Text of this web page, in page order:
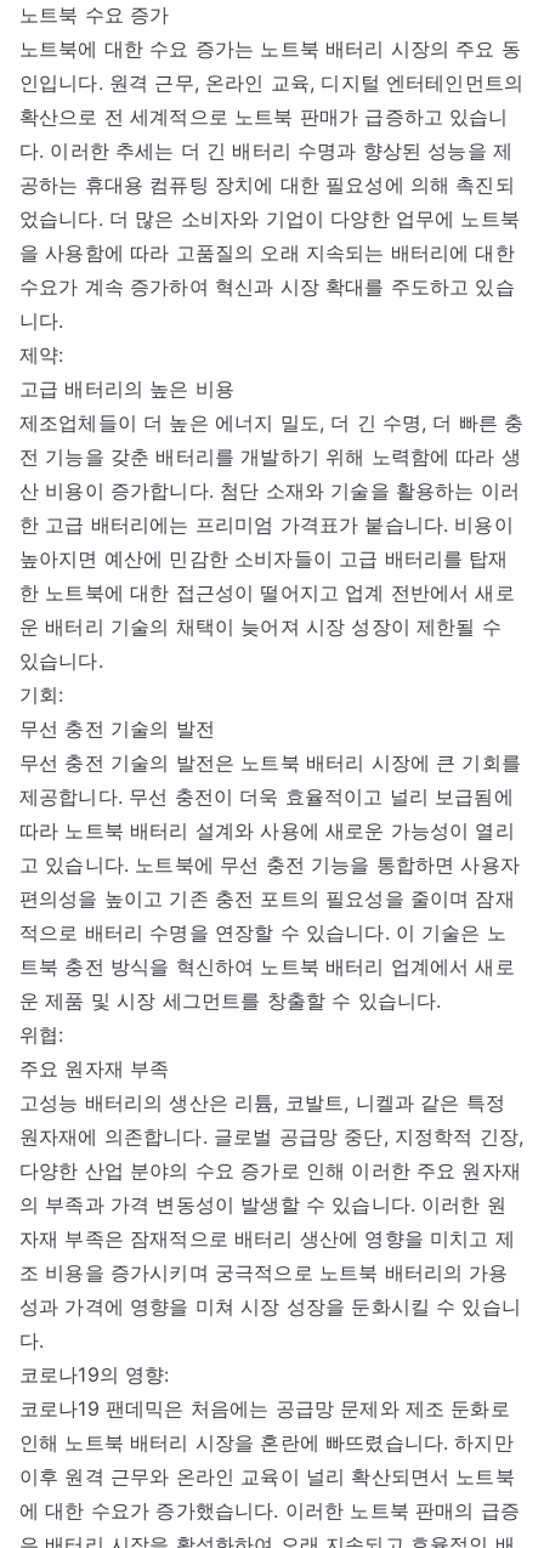
노트북 수요 증가
노트북에 대한 수요 증가는 노트북 배터리 시장의 주요 동
인입니다. 원격 근무, 온라인 교육, 디지털 엔터테인먼트의
확산으로 전 세계적으로 노트북 판매가 급증하고 있습니
다. 이러한 추세는 더 긴 배터리 수명과 향상된 성능을 제
공하는 휴대용 컴퓨팅 장치에 대한 필요성에 의해 촉진되
었습니다. 더 많은 소비자와 기업이 다양한 업무에 노트북
을 사용함에 따라 고품질의 오래 지속되는 배터리에 대한
수요가 계속 증가하여 혁신과 시장 확대를 주도하고 있습
니다.
제약:
고급 배터리의 높은 비용
제조업체들이 더 높은 에너지 밀도, 더 긴 수명, 더 빠른 충
전 기능을 갖춘 배터리를 개발하기 위해 노력함에 따라 생
산 비용이 증가합니다. 첨단 소재와 기술을 활용하는 이러
한 고급 배터리에는 프리미엄 가격표가 붙습니다. 비용이
높아지면 예산에 민감한 소비자들이 고급 배터리를 탑재
한 노트북에 대한 접근성이 떨어지고 업계 전반에서 새로
운 배터리 기술의 채택이 늦어져 시장 성장이 제한될 수
있습니다.
기회:
무선 충전 기술의 발전
무선 충전 기술의 발전은 노트북 배터리 시장에 큰 기회를
제공합니다. 무선 충전이 더욱 효율적이고 널리 보급됨에
따라 노트북 배터리 설계와 사용에 새로운 가능성이 열리
고 있습니다. 노트북에 무선 충전 기능을 통합하면 사용자
편의성을 높이고 기존 충전 포트의 필요성을 줄이며 잠재
적으로 배터리 수명을 연장할 수 있습니다. 이 기술은 노
트북 충전 방식을 혁신하여 노트북 배터리 업계에서 새로
운 제품 및 시장 세그먼트를 창출할 수 있습니다.
위협:
주요 원자재 부족
고성능 배터리의 생산은 리튬, 코발트, 니켈과 같은 특정
원자재에 의존합니다. 글로벌 공급망 중단, 지정학적 긴장,
다양한 산업 분야의 수요 증가로 인해 이러한 주요 원자재
의 부족과 가격 변동성이 발생할 수 있습니다. 이러한 원
자재 부족은 잠재적으로 배터리 생산에 영향을 미치고 제
조 비용을 증가시키며 궁극적으로 노트북 배터리의 가용
성과 가격에 영향을 미쳐 시장 성장을 둔화시킬 수 있습니
다.
코로나19의 영향:
코로나19 팬데믹은 처음에는 공급망 문제와 제조 둔화로
인해 노트북 배터리 시장을 혼란에 빠뜨렸습니다. 하지만
이후 원격 근무와 온라인 교육이 널리 확산되면서 노트북
에 대한 수요가 증가했습니다. 이러한 노트북 판매의 급증